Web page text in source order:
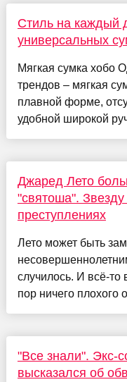
Стиль на каждый
универсальных
Мягкая сумка хобо
трендов – мягкая
плавной форме,
удобной широкой
Джаред Лето
"святоша".
преступлениях
Лето может быть
случилось. И всё-
пор ничего плохого
"Все знали". Экс-
высказался об